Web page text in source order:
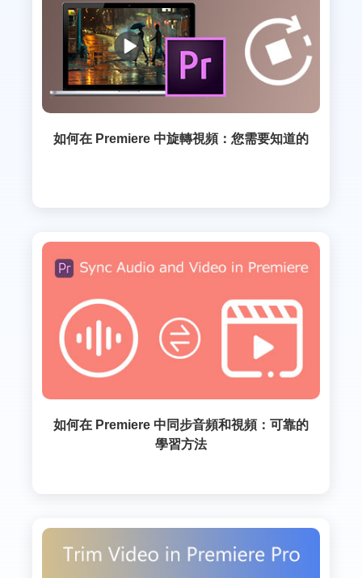
如何在 Premiere 中旋轉視頻：您需要知道的
如何在 Premiere 中同步音頻和視頻：可靠的
學習方法